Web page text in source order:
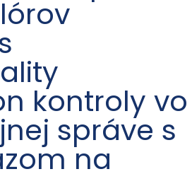
kontroly vo
správe s
na